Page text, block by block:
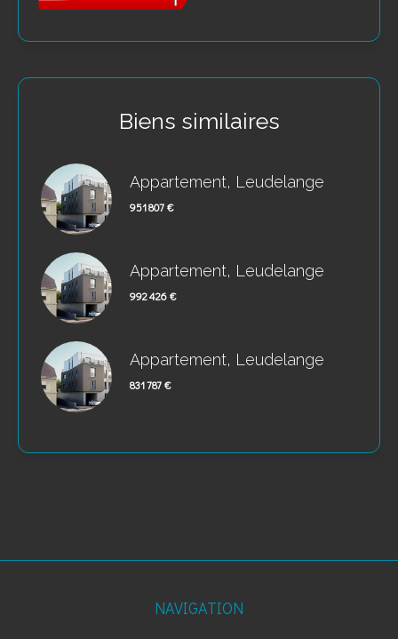
Biens similaires
Appartement, Leudelange
951 807 €
Appartement, Leudelange
992 426 €
Appartement, Leudelange
831 787 €
NAVIGATION